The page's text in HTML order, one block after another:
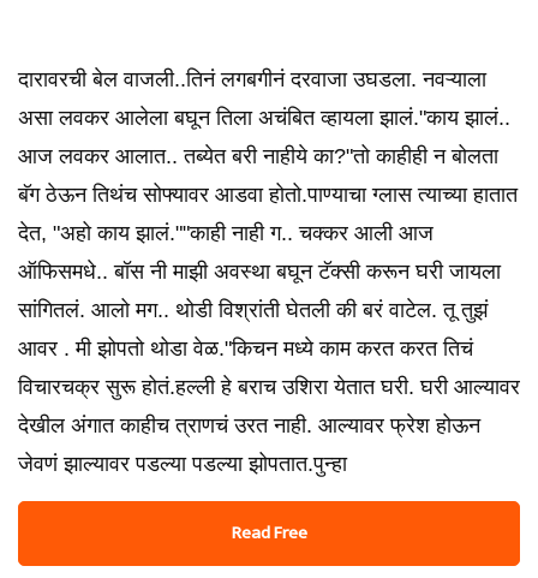
दारावरची बेल वाजली..तिनं लगबगीनं दरवाजा उघडला. नवऱ्याला
असा लवकर आलेला बघून तिला अचंबित व्हायला झालं."काय झालं..
आज लवकर आलात.. तब्येत बरी नाहीये का?"तो काहीही न बोलता
बॅग ठेऊन तिथंच सोफ्यावर आडवा होतो.पाण्याचा ग्लास त्याच्या हातात
देत, "अहो काय झालं.""काही नाही ग.. चक्कर आली आज
ऑफिसमधे.. बॉस नी माझी अवस्था बघून टॅक्सी करून घरी जायला
सांगितलं. आलो मग.. थोडी विश्रांती घेतली की बरं वाटेल. तू तुझं
आवर . मी झोपतो थोडा वेळ."किचन मध्ये काम करत करत तिचं
विचारचक्र सुरू होतं.हल्ली हे बराच उशिरा येतात घरी. घरी आल्यावर
देखील अंगात काहीच त्राणचं उरत नाही. आल्यावर फ्रेश होऊन
जेवणं झाल्यावर पडल्या पडल्या झोपतात.पुन्हा
Read Free